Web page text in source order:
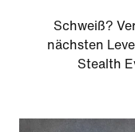
Schweiß?
nächsten
Stealth